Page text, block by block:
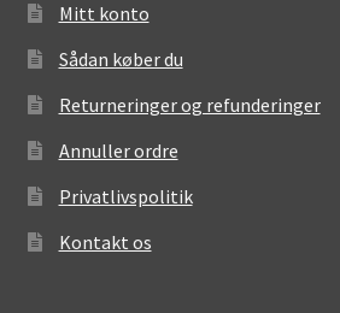
Mitt konto
Sådan køber du
Returneringer og refunderinger
Annuller ordre
Privatlivspolitik
Kontakt os